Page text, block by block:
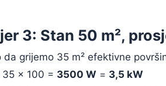
3: Stan 50 m²,
da grijemo 35 m² efektivne
35 × 100 = 3500 W = 3,5 kW